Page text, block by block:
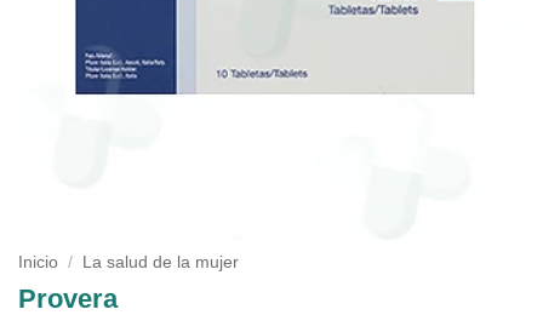
Inicio / La salud de la mujer
Provera